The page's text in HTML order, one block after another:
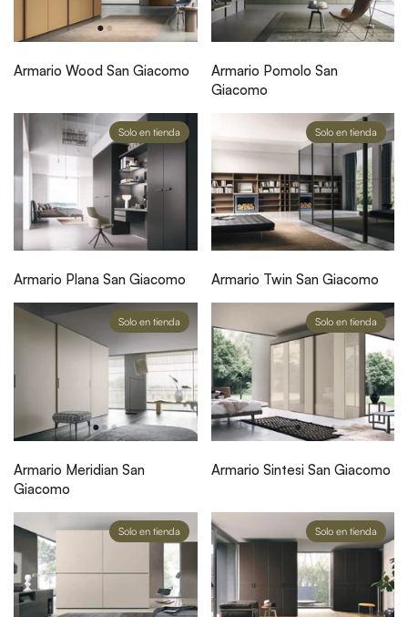
Armario Wood San Giacomo
Armario Pomolo San
Giacomo
Armario Plana San Giacomo
Solo en tienda
Armario Twin San Giacomo
Solo en tienda
Armario Meridian San
Giacomo
Solo en tienda
Armario Sintesi San Giacomo
Solo en tienda
Solo en tienda Solo en tienda